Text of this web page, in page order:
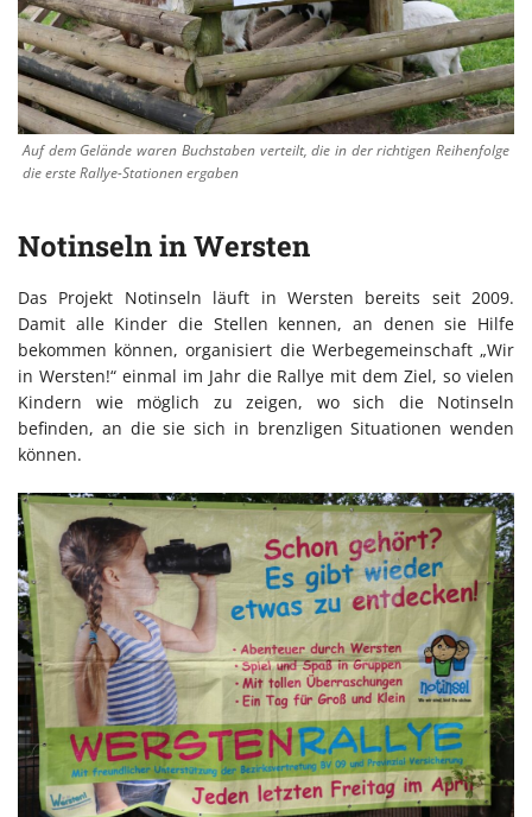
Auf dem Gelände waren Buchstaben verteilt, die in der richtigen Reihenfolge
die erste Rallye-Stationen ergaben
Notinseln in Wersten
Das Projekt Notinseln läuft in Wersten bereits seit 2009.
Damit alle Kinder die Stellen kennen, an denen sie Hilfe
bekommen können, organisiert die Werbegemeinschaft „Wir
in Wersten!“ einmal im Jahr die Rallye mit dem Ziel, so vielen
Kindern wie möglich zu zeigen, wo sich die Notinseln
befinden, an die sie sich in brenzligen Situationen wenden
können.